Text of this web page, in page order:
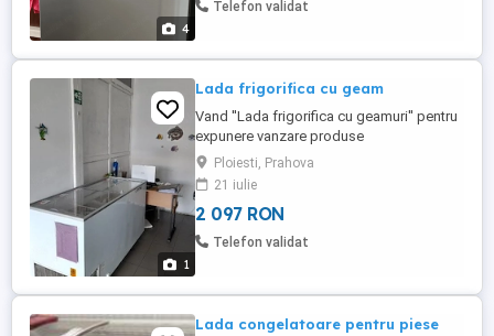
4
Telefon validat
1
Lada frigorifica cu geam
Vand ''Lada frigorifica cu geamuri'' pentru
expunere vanzare produse
congelate.Stare perfecta foarte bine
intretinuta.
Ploiesti, Prahova
21 iulie
2 097 RON
Telefon validat
Lada congelatoare pentru piese